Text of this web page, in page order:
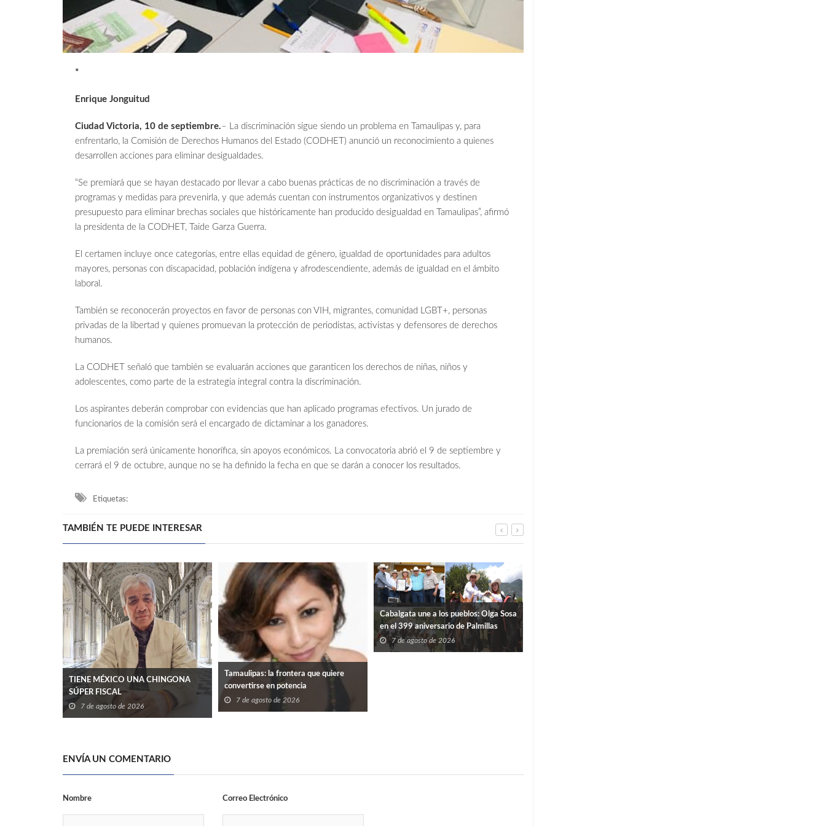
*
Enrique Jonguitud
Ciudad Victoria, 10 de septiembre.– La discriminación sigue siendo un problema en Tamaulipas y, para
enfrentarlo, la Comisión de Derechos Humanos del Estado (CODHET) anunció un reconocimiento a quienes
desarrollen acciones para eliminar desigualdades.
“Se premiará que se hayan destacado por llevar a cabo buenas prácticas de no discriminación a través de
programas y medidas para prevenirla, y que además cuentan con instrumentos organizativos y destinen
presupuesto para eliminar brechas sociales que históricamente han producido desigualdad en Tamaulipas”, afirmó
la presidenta de la CODHET, Taide Garza Guerra.
El certamen incluye once categorías, entre ellas equidad de género, igualdad de oportunidades para adultos
mayores, personas con discapacidad, población indígena y afrodescendiente, además de igualdad en el ámbito
laboral.
También se reconocerán proyectos en favor de personas con VIH, migrantes, comunidad LGBT+, personas
privadas de la libertad y quienes promuevan la protección de periodistas, activistas y defensores de derechos
humanos.
La CODHET señaló que también se evaluarán acciones que garanticen los derechos de niñas, niños y
adolescentes, como parte de la estrategia integral contra la discriminación.
Los aspirantes deberán comprobar con evidencias que han aplicado programas efectivos. Un jurado de
funcionarios de la comisión será el encargado de dictaminar a los ganadores.
La premiación será únicamente honorífica, sin apoyos económicos. La convocatoria abrió el 9 de septiembre y
cerrará el 9 de octubre, aunque no se ha definido la fecha en que se darán a conocer los resultados.
Etiquetas:
TAMBIÉN TE PUEDE INTERESAR
TIENE MÉXICO UNA CHINGONA
SÚPER FISCAL
7 de agosto de 2026
Tamaulipas: la frontera que quiere
convertirse en potencia
7 de agosto de 2026
Cabalgata une a los pueblos: Olga Sosa
en el 399 aniversario de Palmillas
7 de agosto de 2026
ENVÍA UN COMENTARIO
Nombre Correo Electrónico